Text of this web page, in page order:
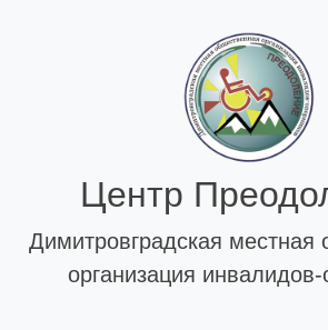
Центр
Димитровградская местная
организация инвалидов-